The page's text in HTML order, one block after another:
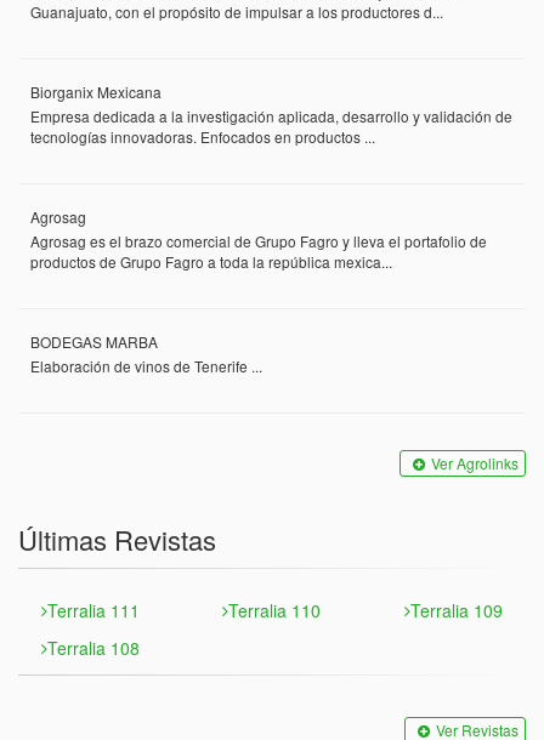
Guanajuato, con el propósito de impulsar a los productores d...
Biorganix Mexicana
Empresa dedicada a la investigación aplicada, desarrollo y validación de
tecnologías innovadoras. Enfocados en productos ...
Agrosag
Agrosag es el brazo comercial de Grupo Fagro y lleva el portafolio de
productos de Grupo Fagro a toda la república mexica...
BODEGAS MARBA
Elaboración de vinos de Tenerife ...
Ver Agrolinks
Últimas Revistas
Terralia 111 Terralia 110
Terralia 109
Terralia 108
Ver Revistas